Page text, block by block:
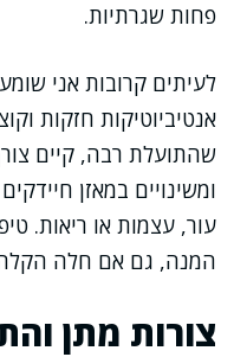
פחות שגרתיות.
לעיתים קרובות אני
אנטיביוטיקות חזקות
שהתועלת רבה, קיים
ומשינויים במאזן
עור, עצמות או ריאות.
המנה, גם אם חלה
צורות מתן